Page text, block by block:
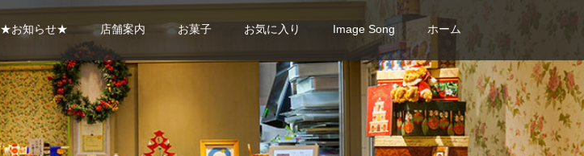
★お知らせ★ 店舗案内 お菓子 お気に入り Image Song ホーム